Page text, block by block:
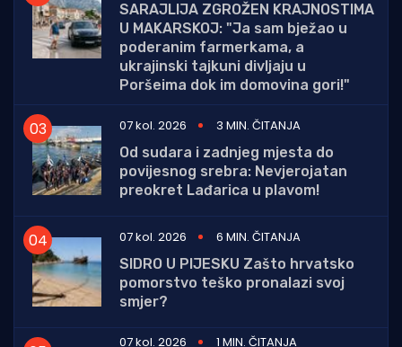
SARAJLIJA ZGROŽEN KRAJNOSTIMA
U MAKARSKOJ: "Ja sam bježao u
poderanim farmerkama, a
ukrajinski tajkuni divljaju u
Poršeima dok im domovina gori!"
07 kol. 2026
3 MIN. ČITANJA
Od sudara i zadnjeg mjesta do
povijesnog srebra: Nevjerojatan
preokret Lađarica u plavom!
07 kol. 2026
6 MIN. ČITANJA
SIDRO U PIJESKU Zašto hrvatsko
pomorstvo teško pronalazi svoj
smjer?
07 kol. 2026
1 MIN. ČITANJA